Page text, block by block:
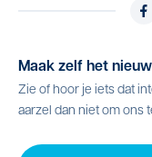
Maak zelf het
Zie of hoor je iets dat
aarzel dan niet om ons